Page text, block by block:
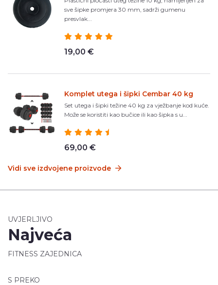
sve šipke promjera 30 mm, sadrži gumenu
presvlak...
19,00 €
Komplet utega i šipki Cembar 40 kg
Set utega i šipki težine 40 kg za vježbanje kod kuće.
Može se koristiti kao bučice ili kao šipka s u...
69,00 €
Vidi sve izdvojene proizvode
UVJERLJIVO
Najveća
FITNESS ZAJEDNICA
S PREKO